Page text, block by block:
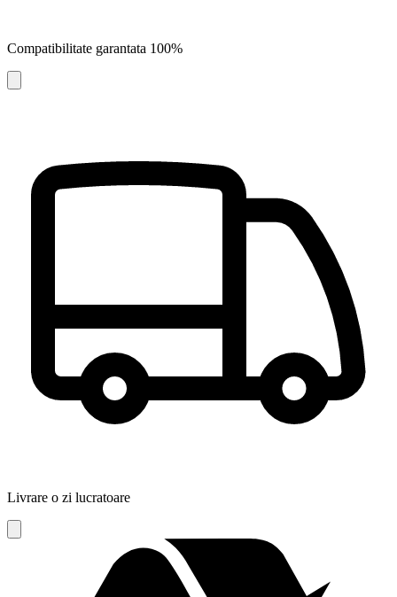
Compatibilitate garantata 100%
Livrare o zi lucratoare